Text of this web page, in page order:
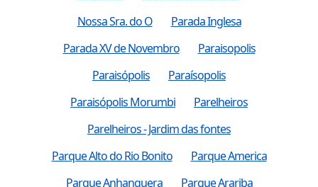
Nossa Sra. do O
Parada Inglesa
Parada XV de Novembro
Paraisopolis
Paraisópolis
Paraísopolis
Paraisópolis Morumbi
Parelheiros
Parelheiros - Jardim das fontes
Parque Alto do Rio Bonito
Parque America
Parque Anhanguera
Parque Arariba